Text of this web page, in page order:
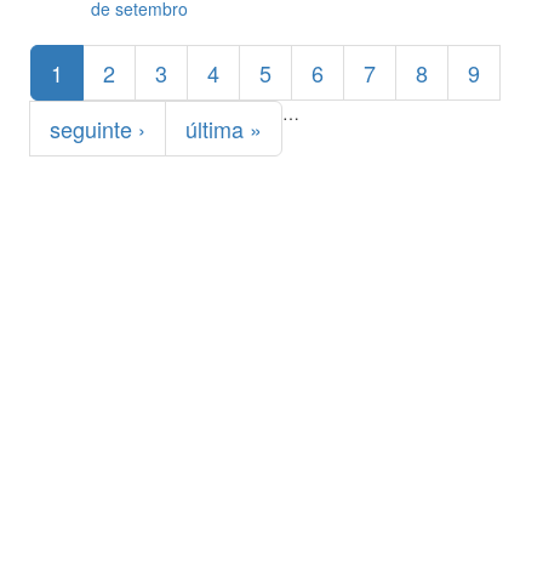
de setembro
Páginas
1 2 3 4 5 6 7 8 9
…
seguinte › última »